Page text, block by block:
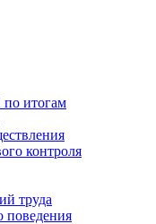
итогам
контроля
труда
поведения